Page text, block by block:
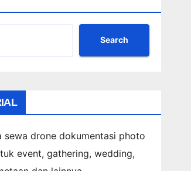
Search
sewa drone dokumentasi photo
event, gathering, wedding,